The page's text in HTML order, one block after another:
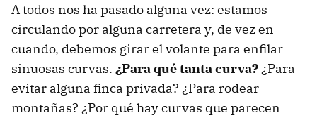
A todos nos ha pasado alguna vez: estamos
circulando por alguna carretera y, de vez en
cuando, debemos girar el volante para enfilar
sinuosas curvas. ¿Para qué tanta curva?¿Para
evitar alguna finca privada? ¿Para rodear
montañas? ¿Por qué hay curvas que parecen